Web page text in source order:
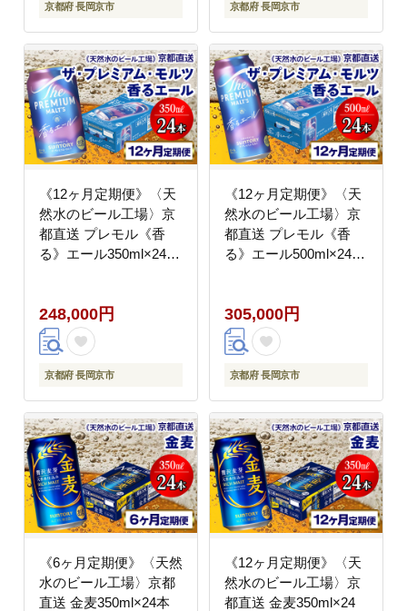
京都府 長岡京市 京都府 長岡京市
《12ヶ月定期便》〈天
然水のビール工場〉京
都直送 プレモル《香
る》エール350ml×24本
248,000円
京都府 長岡京市
《12ヶ月定期便》〈天
然水のビール工場〉京
都直送 プレモル《香
る》エール500ml×24本
305,000円
京都府 長岡京市
《6ヶ月定期便》〈天然
水のビール工場〉京都
直送 金麦350ml×24本
《12ヶ月定期便》〈天
然水のビール工場〉京
都直送 金麦350ml×24